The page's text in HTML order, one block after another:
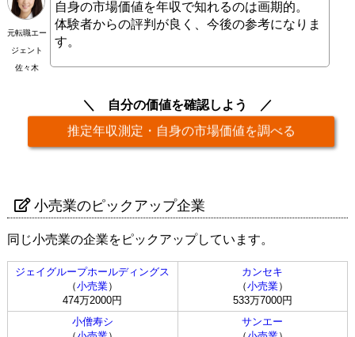
元転職エー
ジェント
佐々木
自身の市場価値を年収で知れるのは画期的。
体験者からの評判が良く、今後の参考になりま
す。
自分の価値を確認しよう
推定年収測定・自身の市場価値を調べる
小売業のピックアップ企業
同じ小売業の企業をピックアップしています。
ジェイグループホールディングス
（小売業）
474万2000円
カンセキ
（小売業）
533万7000円
小僧寿シ
サンエー